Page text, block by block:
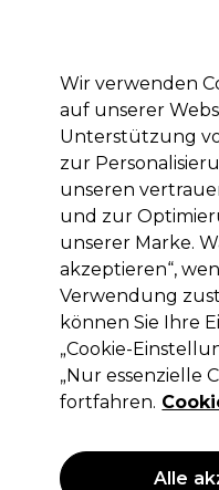
Marken Deals Haare
–
Sibel Alu-Folie
3pcs.
(0)
35,45 €ohne MwSt.
42,19 €inkl. MwSt.)
ANGEBOT
Wir verwenden
auf unserer
Unterstützung
zur
unseren
und zur
unserer Marke.
akzeptieren“,
Verwendung
können Sie Ihre
„Cookie-
„Nur essenzielle
fortfahren.
Alle